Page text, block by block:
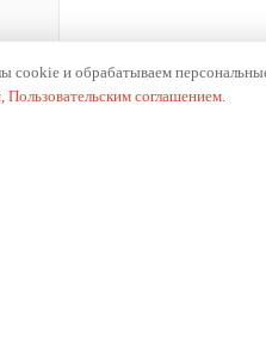
cookie и обрабатываем
, Пользовательским соглашением.